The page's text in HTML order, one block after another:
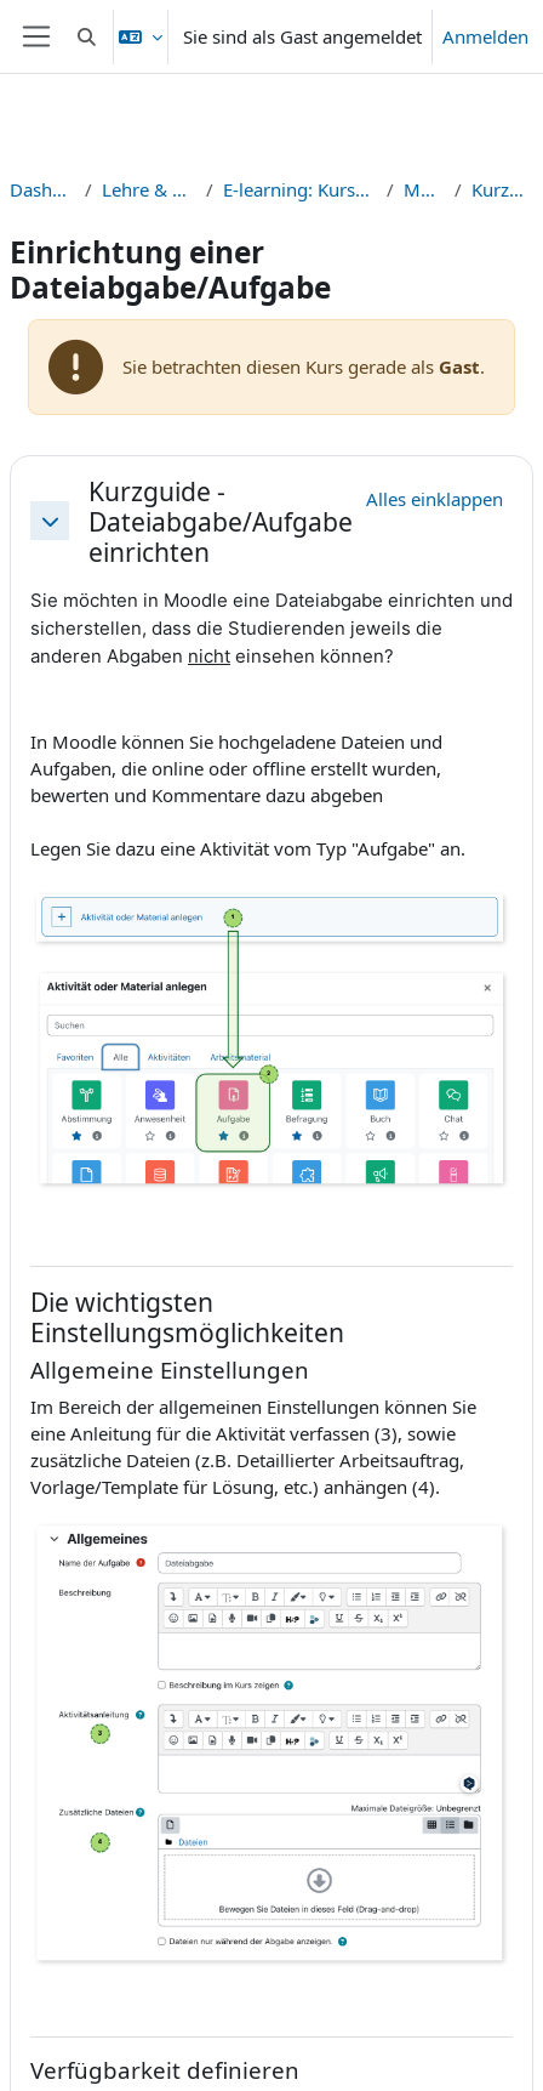
Zum Hauptinhalt
Website-Übersicht
Sucheingabe umschaltenSie sind als Gast angemeldet Anmelden
Dashboard Lehre & Didaktik E-learning: Kurse & Guides Moodle Kurzguides
Einrichtung einer
Dateiabgabe/Aufgabe
Sie betrachten diesen Kurs gerade als Gast.
Abschnittsübersicht
Einklappen
Kurzguide -
Dateiabgabe/Aufgabe
einrichten
Alles einklappen
Sie möchten in Moodle eine Dateiabgabe einrichten und
sicherstellen, dass die Studierenden jeweils die
anderen Abgaben nicht einsehen können?
In Moodle können Sie hochgeladene Dateien und
Aufgaben, die online oder offline erstellt wurden,
bewerten und Kommentare dazu abgeben
Legen Sie dazu eine Aktivität vom Typ "Aufgabe" an.
Die wichtigsten
Einstellungsmöglichkeiten
Allgemeine Einstellungen
Im Bereich der allgemeinen Einstellungen können Sie
eine Anleitung für die Aktivität verfassen (3), sowie
zusätzliche Dateien (z.B. Detaillierter Arbeitsauftrag,
Vorlage/Template für Lösung, etc.) anhängen (4).
Verfügbarkeit definieren